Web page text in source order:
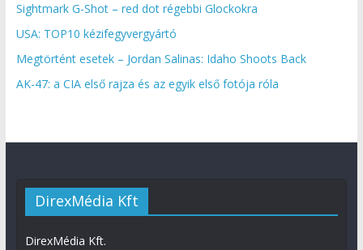
Sightmark G-Shot – red dot régebbi Glockokra
USA: TOP10 kézifegyvergyártó
Megtörtént esetek – Jordan Salinas: Idaho Shoots Back
AK-47: a CIA első rajza és az egyik első fotója róla
DirexMédia Kft
DirexMédia Kft.